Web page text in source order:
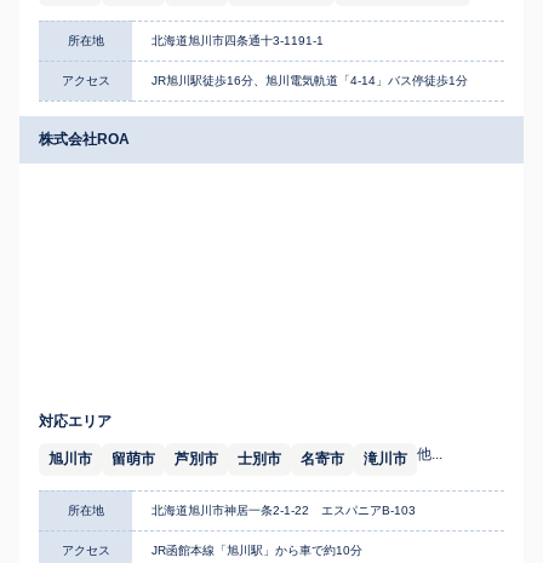
所在地 北海道旭川市四条通十3-1191-1
アクセス JR旭川駅徒歩16分、旭川電気軌道「4-14」バス停徒歩1分
株式会社ROA
対応エリア
旭川市 留萌市 芦別市 士別市 名寄市 滝川市 他...
所在地 北海道旭川市神居一条2-1-22 エスパニアB-103
アクセス JR函館本線「旭川駅」から車で約10分